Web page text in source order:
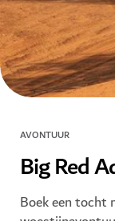
AVONTUUR
Big Red
Boek een tocht